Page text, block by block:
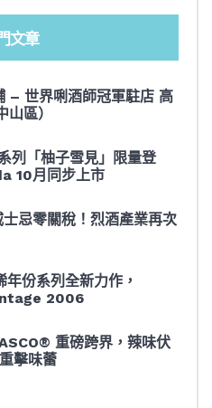
文章
– 世界唎酒師冠軍駐店 高
區）
列「柚子雪見」限量登
10月同步上市
忌零關稅！烈酒產業再次
份系列全新力作，
2006
重磅跨界，辣味伏
擊味蕾